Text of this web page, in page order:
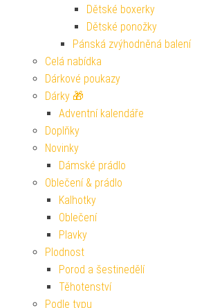
Dětské boxerky
Dětské ponožky
Pánská zvýhodněná balení
Celá nabídka
Dárkové poukazy
Dárky 🎁
Adventní kalendáře
Doplňky
Novinky
Dámské prádlo
Oblečení & prádlo
Kalhotky
Oblečení
Plavky
Plodnost
Porod a šestinedělí
Těhotenství
Podle typu